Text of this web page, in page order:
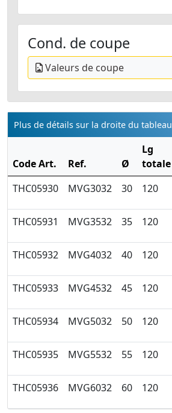
Cond. de coupe
Valeurs de coupe
Plus de détails sur la droite du tableau
Code Art. Ref. Ø
Lg
totale
THC05930
MVG3032 30 120
THC05931 MVG3532 35 120
THC05932 MVG4032 40 120
THC05933 MVG4532 45 120
THC05934 MVG5032 50 120
THC05935 MVG5532 55 120
THC05936 MVG6032 60 120